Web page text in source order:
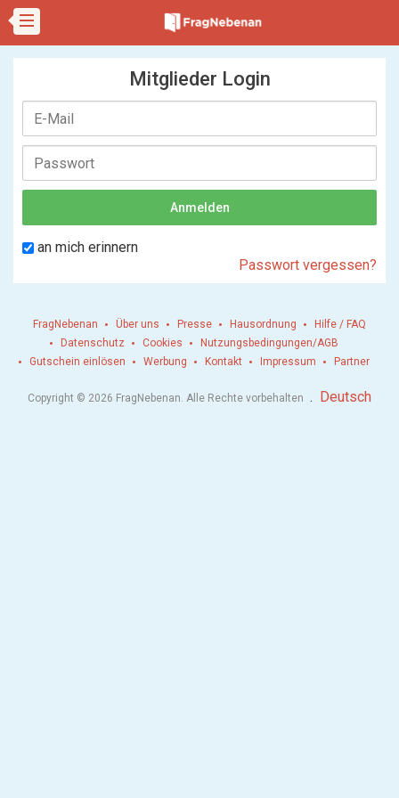
Mitglieder Login
an mich erinnern
Passwort vergessen?
FragNebenan Über uns Presse Hausordnung
Hilfe / FAQ
Datenschutz
Cookies
Nutzungsbedingungen/AGB
Gutschein einlösen
Werbung Kontakt Impressum Partner
Copyright © 2026 FragNebenan. Alle Rechte vorbehalten . Deutsch